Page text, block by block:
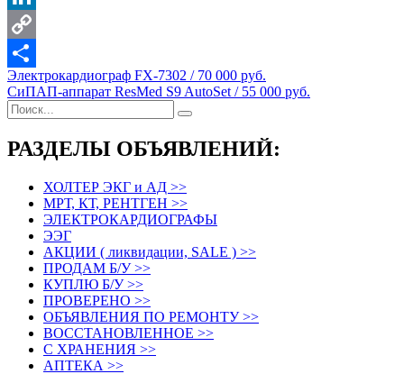
LinkedIn
Copy
Link
Отправить
Навигация
по
записям
Электрокардиограф FX-7302 / 70 000 руб.
СиПАП-аппарат ResMed S9 AutoSet / 55 000 руб.
РАЗДЕЛЫ ОБЪЯВЛЕНИЙ:
ХОЛТЕР ЭКГ и АД >>
МРТ, КТ, РЕНТГЕН >>
ЭЛЕКТРОКАРДИОГРАФЫ
ЭЭГ
АКЦИИ ( ликвидации, SALE ) >>
ПРОДАМ Б/У >>
КУПЛЮ Б/У >>
ПРОВЕРЕНО >>
ОБЪЯВЛЕНИЯ ПО РЕМОНТУ >>
ВОССТАНОВЛЕННОЕ >>
С ХРАНЕНИЯ >>
АПТЕКА >>